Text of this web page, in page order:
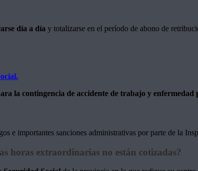
día a día y totalizarse en el período de abono de
la contingencia de accidente de trabajo y enfermedad
e importantes sanciones administrativas por parte de la
horas extraordinarias no están cotizadas?